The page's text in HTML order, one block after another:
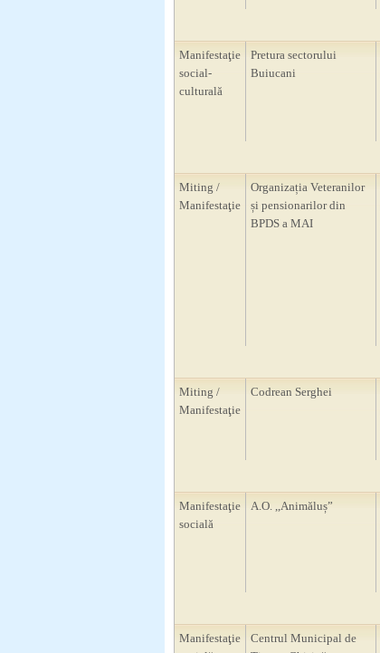
Manifestaţie
social-
culturală
Pretura sectorului
Buiucani
Miting /
Manifestaţie
Organizația Veteranilor
și pensionarilor din
BPDS a MAI
Miting /
Manifestaţie
Codrean Serghei
Manifestaţie
socială
A.O. ,,Animăluș”
Manifestaţie
Centrul Municipal de